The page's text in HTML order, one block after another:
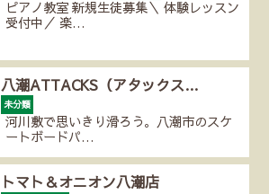
ピアノ教室 新規生徒募集＼ 体験レッスン
受付中／ 楽…
八潮ATTACKS（アタックス…
未分類
河川敷で思いきり滑ろう。八潮市のスケ
ートボードパ…
トマト＆オニオン八潮店